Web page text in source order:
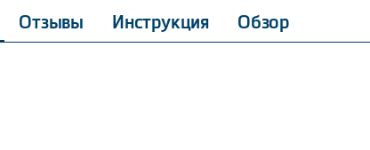
Отзывы Инструкция Обзор